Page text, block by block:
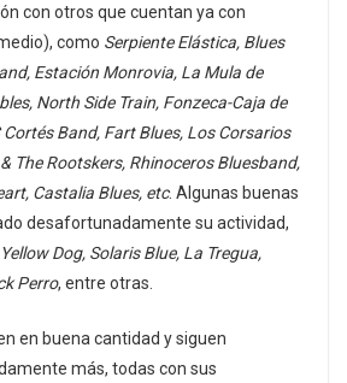
con otros que cuentan ya con
como Serpiente Elástica, Blues
Estación Monrovia, La Mula de
North Side Train, Fonzeca-Caja de
Band, Fart Blues, Los Corsarios
The Rootskers, Rhinoceros Bluesband,
Castalia Blues, etc. Algunas buenas
desafortunadamente su actividad,
Dog, Solaris Blue, La Tregua,
Perro, entre otras.
en buena cantidad y siguen
más, todas con sus